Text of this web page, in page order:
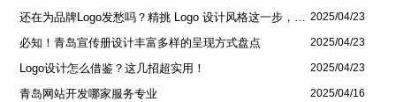
还在为品牌Logo发愁吗？精挑 Logo 设计风格这一步，轻松铸就独属于你的品牌魅力 2025/04/23
必知！青岛宣传册设计丰富多样的呈现方式盘点 2025/04/23
Logo设计怎么借鉴？这几招超实用！ 2025/04/23
青岛网站开发哪家服务专业 2025/04/16